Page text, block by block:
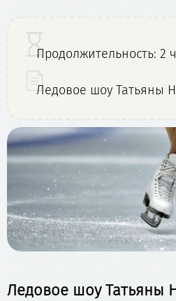
Ледовое шоу Татьяны
Продолжительность: 2
Ледовое шоу Татьяны